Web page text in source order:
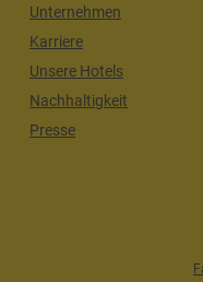
Unternehmen
Karriere
Unsere Hotels
Nachhaltigkeit
Presse